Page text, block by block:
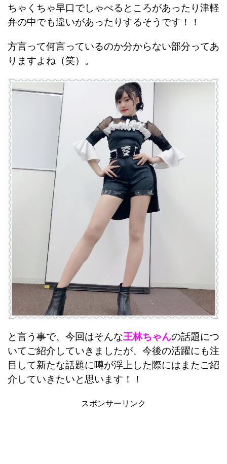
ちゃくちゃ早口でしゃべるところがあったり津軽
弁の中でも違いがあったりするそうです！！
方言って何言っているのか分からない部分ってあ
りますよね（笑）。
と言う事で、今回はそんな王林ちゃんの話題につ
いてご紹介していきましたが、今後の活躍にも注
目して新たな話題に噂が浮上した際にはまたご紹
介していきたいと思います！！
スポンサーリンク